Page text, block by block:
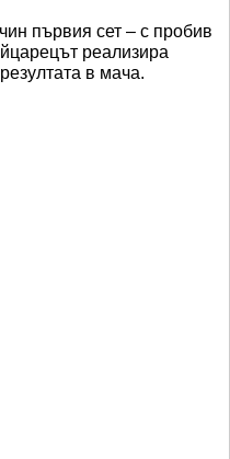
първия сет – с пробив
реализира
в мача.